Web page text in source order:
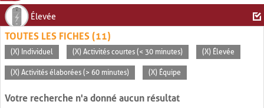
Élevée
TOUTES LES FICHES (11)
(X) Individuel (X) Activités courtes (< 30 minutes) (X) Élevée
(X) Activités élaborées (> 60 minutes) (X) Équipe
Votre recherche n'a donné aucun résultat